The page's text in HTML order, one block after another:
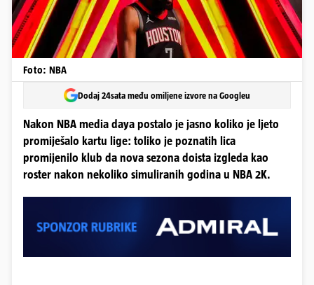
Foto: NBA
Dodaj 24sata među omiljene izvore na Googleu
Nakon NBA media daya postalo je jasno koliko je ljeto
promiješalo kartu lige: toliko je poznatih lica
promijenilo klub da nova sezona doista izgleda kao
roster nakon nekoliko simuliranih godina u NBA 2K.